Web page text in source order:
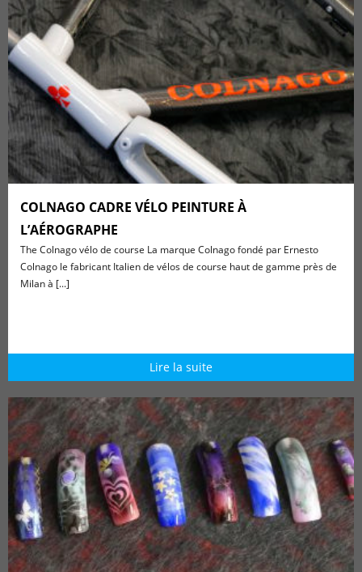
COLNAGO CADRE VÉLO PEINTURE À
L’AÉROGRAPHE
The Colnago vélo de course La marque Colnago fondé par Ernesto
Colnago le fabricant Italien de vélos de course haut de gamme près de
Milan à [...]
Lire la suite